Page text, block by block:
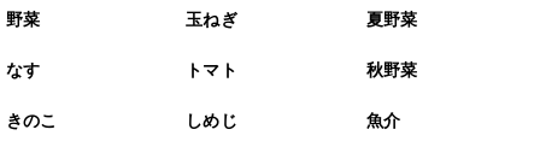
野菜 玉ねぎ 夏野菜
なす トマト 秋野菜
きのこ しめじ 魚介